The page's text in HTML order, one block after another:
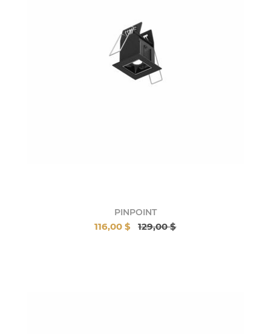
PINPOINT
116,00 $ 129,00 $